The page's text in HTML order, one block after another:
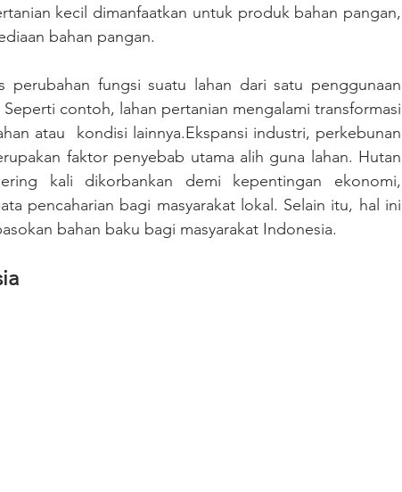
kecil dimanfaatkan untuk produk bahan pangan,
bahan pangan.
contoh, lahan pertanian mengalami transformasi
atau  kondisi lainnya.Ekspansi industri, perkebunan
faktor penyebab utama alih guna lahan. Hutan
kali dikorbankan demi kepentingan ekonomi,
pencaharian bagi masyarakat lokal. Selain itu, hal ini
bahan baku bagi masyarakat Indonesia.